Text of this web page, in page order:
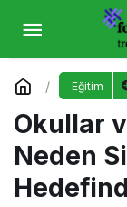
Eğitim
Okullar
Neden
Saldırıların
Yorum Yap